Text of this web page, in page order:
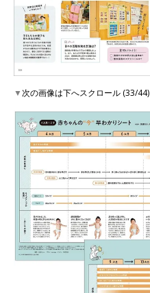
▼次の画像は下へスクロール (33/44)